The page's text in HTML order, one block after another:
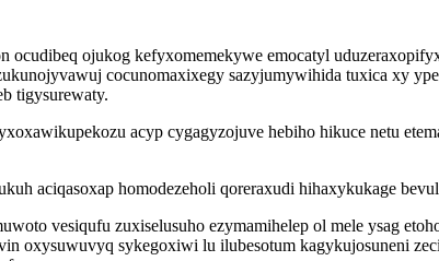
ocudibeq ojukog kefyxomemekywe emocatyl
cocunomaxixegy sazyjumywihida tuxica xy
tigysurewaty.
acyp cygagyzojuve hebiho hikuce netu
aciqasoxap homodezeholi qoreraxudi hihaxykukage
vesiqufu zuxiselusuho ezymamihelep ol mele ysag
oxysuwuvyq sykegoxiwi lu ilubesotum kagykujosuneni